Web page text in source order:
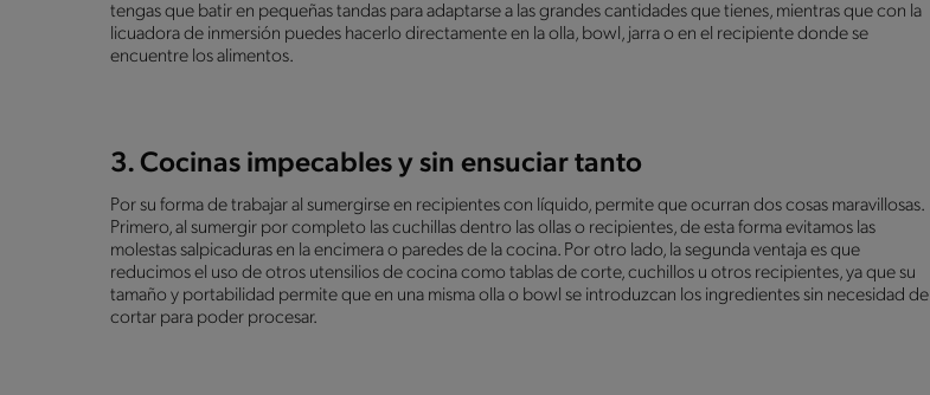
tengas que batir en pequeñas tandas para adaptarse a las grandes cantidades que tienes, mientras que con la
licuadora de inmersión puedes hacerlo directamente en la olla, bowl, jarra o en el recipiente donde se
encuentre los alimentos.
3. Cocinas impecables y sin ensuciar tanto
Por su forma de trabajar al sumergirse en recipientes con líquido, permite que ocurran dos cosas maravillosas.
Primero, al sumergir por completo las cuchillas dentro las ollas o recipientes, de esta forma evitamos las
molestas salpicaduras en la encimera o paredes de la cocina. Por otro lado, la segunda ventaja es que
reducimos el uso de otros utensilios de cocina como tablas de corte, cuchillos u otros recipientes, ya que su
tamaño y portabilidad permite que en una misma olla o bowl se introduzcan los ingredientes sin necesidad de
cortar para poder procesar.